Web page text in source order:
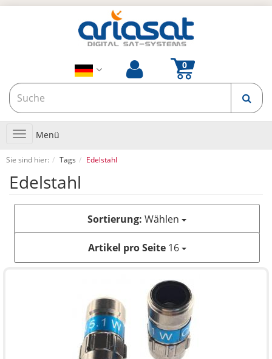
Toggle
navigation
Menü
Sie sind hier: Tags Edelstahl
Edelstahl
Sortierung: Wählen
Artikel pro Seite16